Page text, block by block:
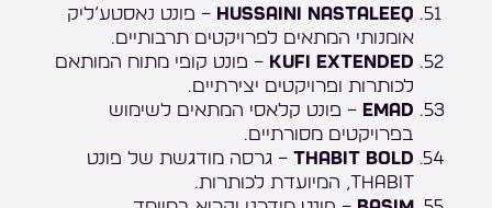
Hussaini Nastaleeq – פונט נאסטע‘ליק
אומנותי המתאים לפרויקטים תרבותיים.
Kufi Extended – פונט קופי מתוח המותאם
לכותרות ופרויקטים יצירתיים.
Emad – פונט קלאסי המתאים לשימוש
בפרויקטים מסורתיים.
Thabit Bold – גרסה מודגשת של פונט
Thabit, המיועדת לכותרות.